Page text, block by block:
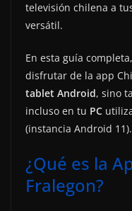
televisión chilena a
versátil.
En esta guía
disfrutar de la app
tablet Android, sino
incluso en tu PC
(instancia Android 11).
¿Qué es la
Fralegon?